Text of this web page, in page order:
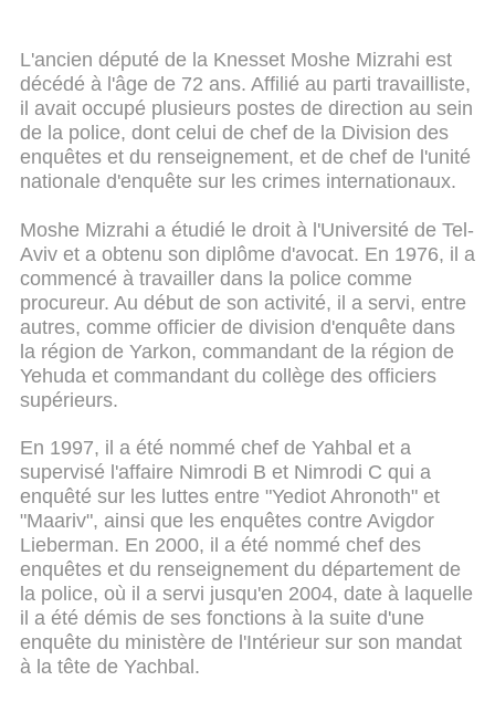
L'ancien député de la Knesset Moshe Mizrahi est
décédé à l'âge de 72 ans. Affilié au parti travailliste,
il avait occupé plusieurs postes de direction au sein
de la police, dont celui de chef de la Division des
enquêtes et du renseignement, et de chef de l'unité
nationale d'enquête sur les crimes internationaux.
Moshe Mizrahi a étudié le droit à l'Université de Tel-
Aviv et a obtenu son diplôme d'avocat. En 1976, il a
commencé à travailler dans la police comme
procureur. Au début de son activité, il a servi, entre
autres, comme officier de division d'enquête dans
la région de Yarkon, commandant de la région de
Yehuda et commandant du collège des officiers
supérieurs.
En 1997, il a été nommé chef de Yahbal et a
supervisé l'affaire Nimrodi B et Nimrodi C qui a
enquêté sur les luttes entre "Yediot Ahronoth" et
"Maariv", ainsi que les enquêtes contre Avigdor
Lieberman. En 2000, il a été nommé chef des
enquêtes et du renseignement du département de
la police, où il a servi jusqu'en 2004, date à laquelle
il a été démis de ses fonctions à la suite d'une
enquête du ministère de l'Intérieur sur son mandat
à la tête de Yachbal.